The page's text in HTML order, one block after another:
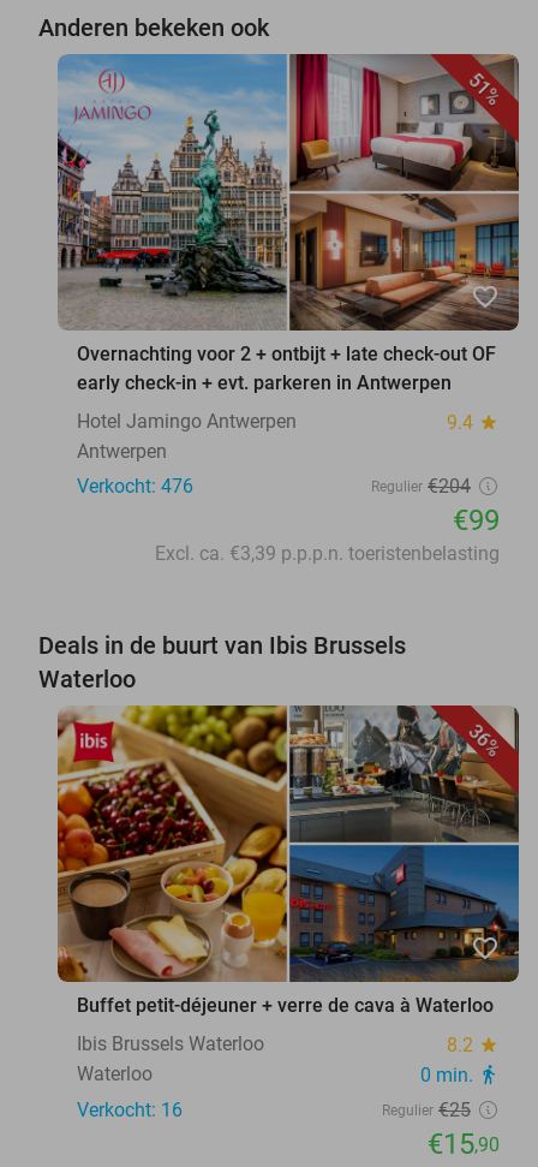
Anderen bekeken ook
51%
favorite_border
Overnachting voor 2 + ontbijt + late check-out OF
early check-in + evt. parkeren in Antwerpen
Hotel Jamingo Antwerpen
9.4 star
Antwerpen
Verkocht: 476
Regulier €204
€99
Excl. ca. €3,39 p.p.p.n. toeristenbelasting
Deals in de buurt van Ibis Brussels
Waterloo
36%
favorite_border
Buffet petit-déjeuner + verre de cava à Waterloo
Ibis Brussels Waterloo
8.2 star
Waterloo 0 min. directions_walk
Verkocht: 16 Regulier €25
€15,90